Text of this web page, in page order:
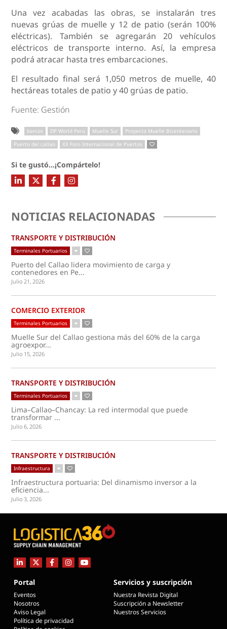
Una vez acabadas las obras, se instalarán tres
nuevas grúas de muelle y 12 de patio (serán 100%
eléctricas). También se agregarán 20 vehículos
eléctricos de transporte interno. Así, la empresa
podrá atracar hasta tres embarcaciones.
El resultado final será 1,050 metros de muelle, 40
hectáreas totales de patio y 40 grúas de patio.
Fuente: Gestión
barcos DP World Perú Muelle Sur
Proyecto Muelle Bicentenario
Puerto del callao
XX Foro Internacional de Puertos
Si te gustó...¡Compártelo!
NOTICIAS RELACIONADAS
TRANSPORTE Y DISTRIBUCIÓN
Terminales Portuarios
Puerto del Callao lidera movimiento de carga y
contenedores en Pe...
Julio 21, 2026
COMERCIO EXTERIOR
Terminales Portuarios
Muelle Sur del Callao gestiona más del 60% de la carga
agroexpor...
Julio 15, 2026
TRANSPORTE Y DISTRIBUCIÓN
Terminales Portuarios
Lima–Callao–Chancay: La red intermodal que puede
transformar ...
Julio 6, 2026
TRANSPORTE Y DISTRIBUCIÓN
Infraestructura
Infraestructura portuaria: Del dinamismo inversor a la
eficiencia...
Julio 3, 2026
Portal
Eventos
Nosotros
Aviso Legal
Política de privacidad
Servicios y suscripción
Nuestra Revista Digital
Suscripción a Newsletter
Nuestros Servicios